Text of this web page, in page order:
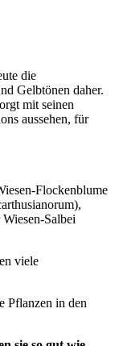
die
Gelbtönen daher.
mit seinen
aussehen, für
Flockenblume
Salbei
viele
Pflanzen in den